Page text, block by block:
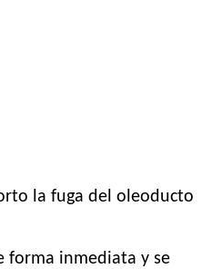
la fuga del oleoducto
forma inmediata y se